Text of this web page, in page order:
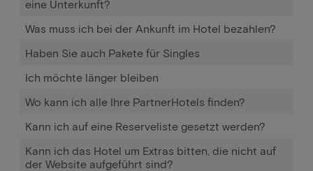
eine Unterkunft?
Was muss ich bei der Ankunft im Hotel bezahlen?
Haben Sie auch Pakete für Singles
Ich möchte länger bleiben
Wo kann ich alle Ihre PartnerHotels finden?
Kann ich auf eine Reserveliste gesetzt werden?
Kann ich das Hotel um Extras bitten, die nicht auf
der Website aufgeführt sind?